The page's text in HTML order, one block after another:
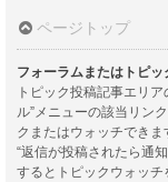
ページトップ
フォーラムまたはトピ
トピック投稿記事エリ
ル”メニューの該当リン
クまたはウォッチできま
“返信が投稿されたら通
するとトピックウォッチ